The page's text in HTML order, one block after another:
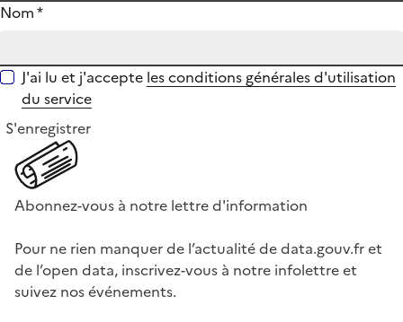
Nom*
J'ai lu et j'accepte les conditions générales d'utilisation
du service
S'enregistrer
Abonnez-vous à notre lettre d'information
Pour ne rien manquer de l’actualité de data.gouv.fr et
de l’open data, inscrivez-vous à notre infolettre et
suivez nos événements.